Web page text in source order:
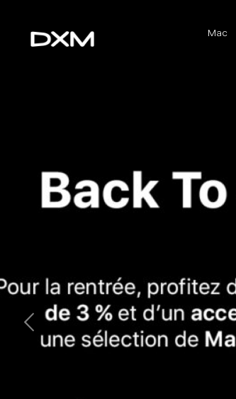
Mac